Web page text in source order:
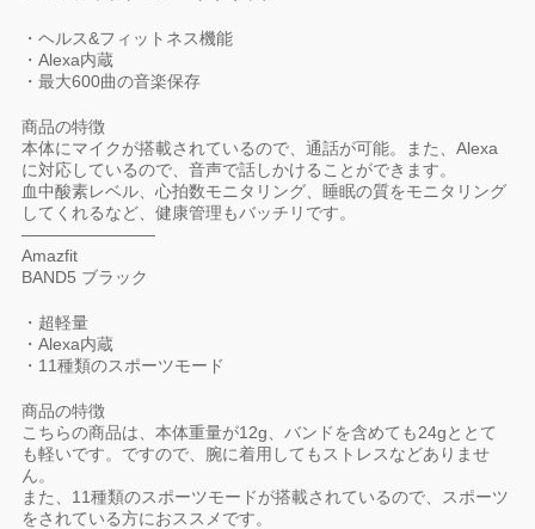
・ヘルス&フィットネス機能
・Alexa内蔵
・最大600曲の音楽保存
商品の特徴
本体にマイクが搭載されているので、通話が可能。また、Alexa
に対応しているので、音声で話しかけることができます。
血中酸素レベル、心拍数モニタリング、睡眠の質をモニタリング
してくれるなど、健康管理もバッチリです。
————————
Amazfit
BAND5 ブラック
・超軽量
・Alexa内蔵
・11種類のスポーツモード
商品の特徴
こちらの商品は、本体重量が12g、バンドを含めても24gととて
も軽いです。ですので、腕に着用してもストレスなどありませ
ん。
また、11種類のスポーツモードが搭載されているので、スポーツ
をされている方におススメです。